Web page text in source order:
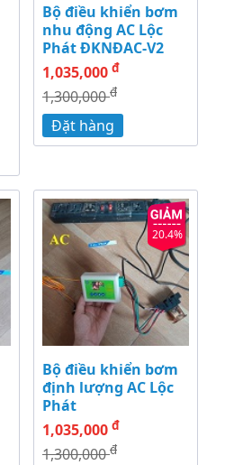
Bộ điều khiển bơm
nhu động AC Lộc
Phát ĐKNĐAC-V2
1,035,000 đ
1,300,000đ
Đặt hàng
20.4%
Bộ điều khiển bơm
định lượng AC Lộc
Phát
1,035,000 đ
1,300,000đ